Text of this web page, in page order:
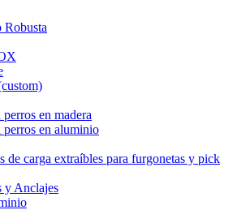
perros en madera
perros en aluminio
de carga extraíbles para furgonetas y pick
y Anclajes